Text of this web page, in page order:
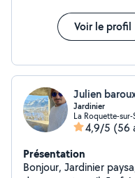
Voir le profil
Julien
Jardinier
La Roquette-
4,9/5 (56
Présentation
Bonjour, Jardinier paysagiste